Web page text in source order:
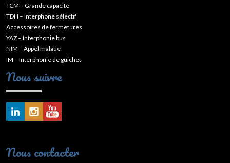
TCM – Grande capacité
TDH – Interphone sélectif
Accessoires de fermetures
YAZ – Interphonie bus
NIM – Appel malade
IM – Interphonie de guichet
Nous suivre
Nous contacter